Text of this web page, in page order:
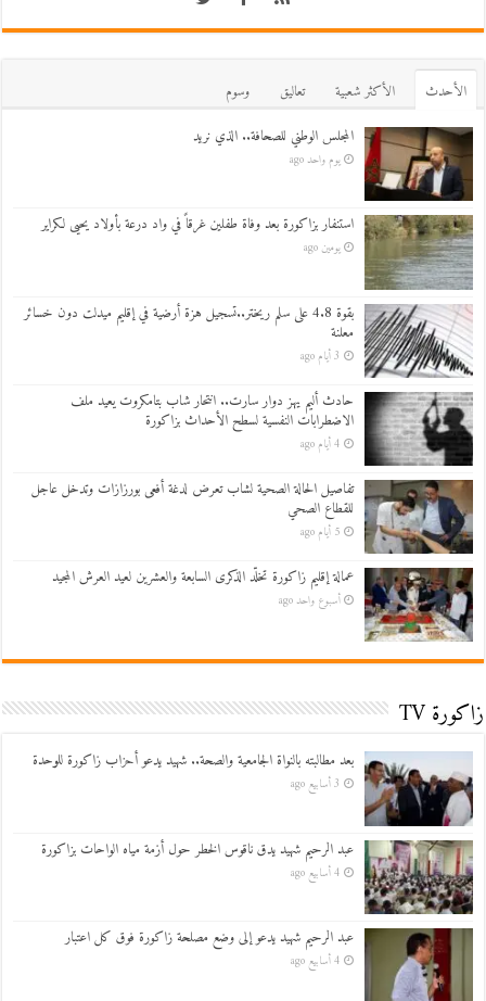
اﻷحدث اﻷكثر شعبية تعاليق
وسوم
المجلس الوطني للصحافة.. الذي نريد
يوم واحد ago
استنفار بزاكورة بعد وفاة طفلين غرقاً في واد درعة بأولاد يحيى لكراير
يومين ago
بقوة 4.8 على سلم ريختر..تسجيل هزة أرضية في إقليم ميدلت دون خسائر
معلنة
3 أيام ago
حادث أليم يهز دوار سارت.. انتحار شاب بتامكروت يعيد ملف
الاضطرابات النفسية لسطح الأحداث بزاكورة
4 أيام ago
تفاصيل الحالة الصحية لشاب تعرض لدغة أفعى بورزازات وتدخل عاجل
للقطاع الصحي
5 أيام ago
عمالة إقليم زاكورة تخلّد الذكرى السابعة والعشرين لعيد العرش المجيد
أسبوع واحد ago
زاكورة TV
بعد مطالبته بالنواة الجامعية والصحة.. شهيد يدعو أحزاب زاكورة للوحدة
3 أسابيع ago
عبد الرحيم شهيد يدق ناقوس الخطر حول أزمة مياه الواحات بزاكورة
4 أسابيع ago
عبد الرحيم شهيد يدعو إلى وضع مصلحة زاكورة فوق كل اعتبار
4 أسابيع ago